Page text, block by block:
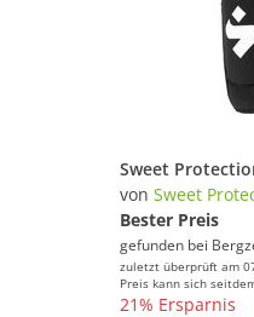
von Sweet
Bester Preis
gefunden bei
zuletzt überprüft am
Preis kann sich
21% Ersparnis